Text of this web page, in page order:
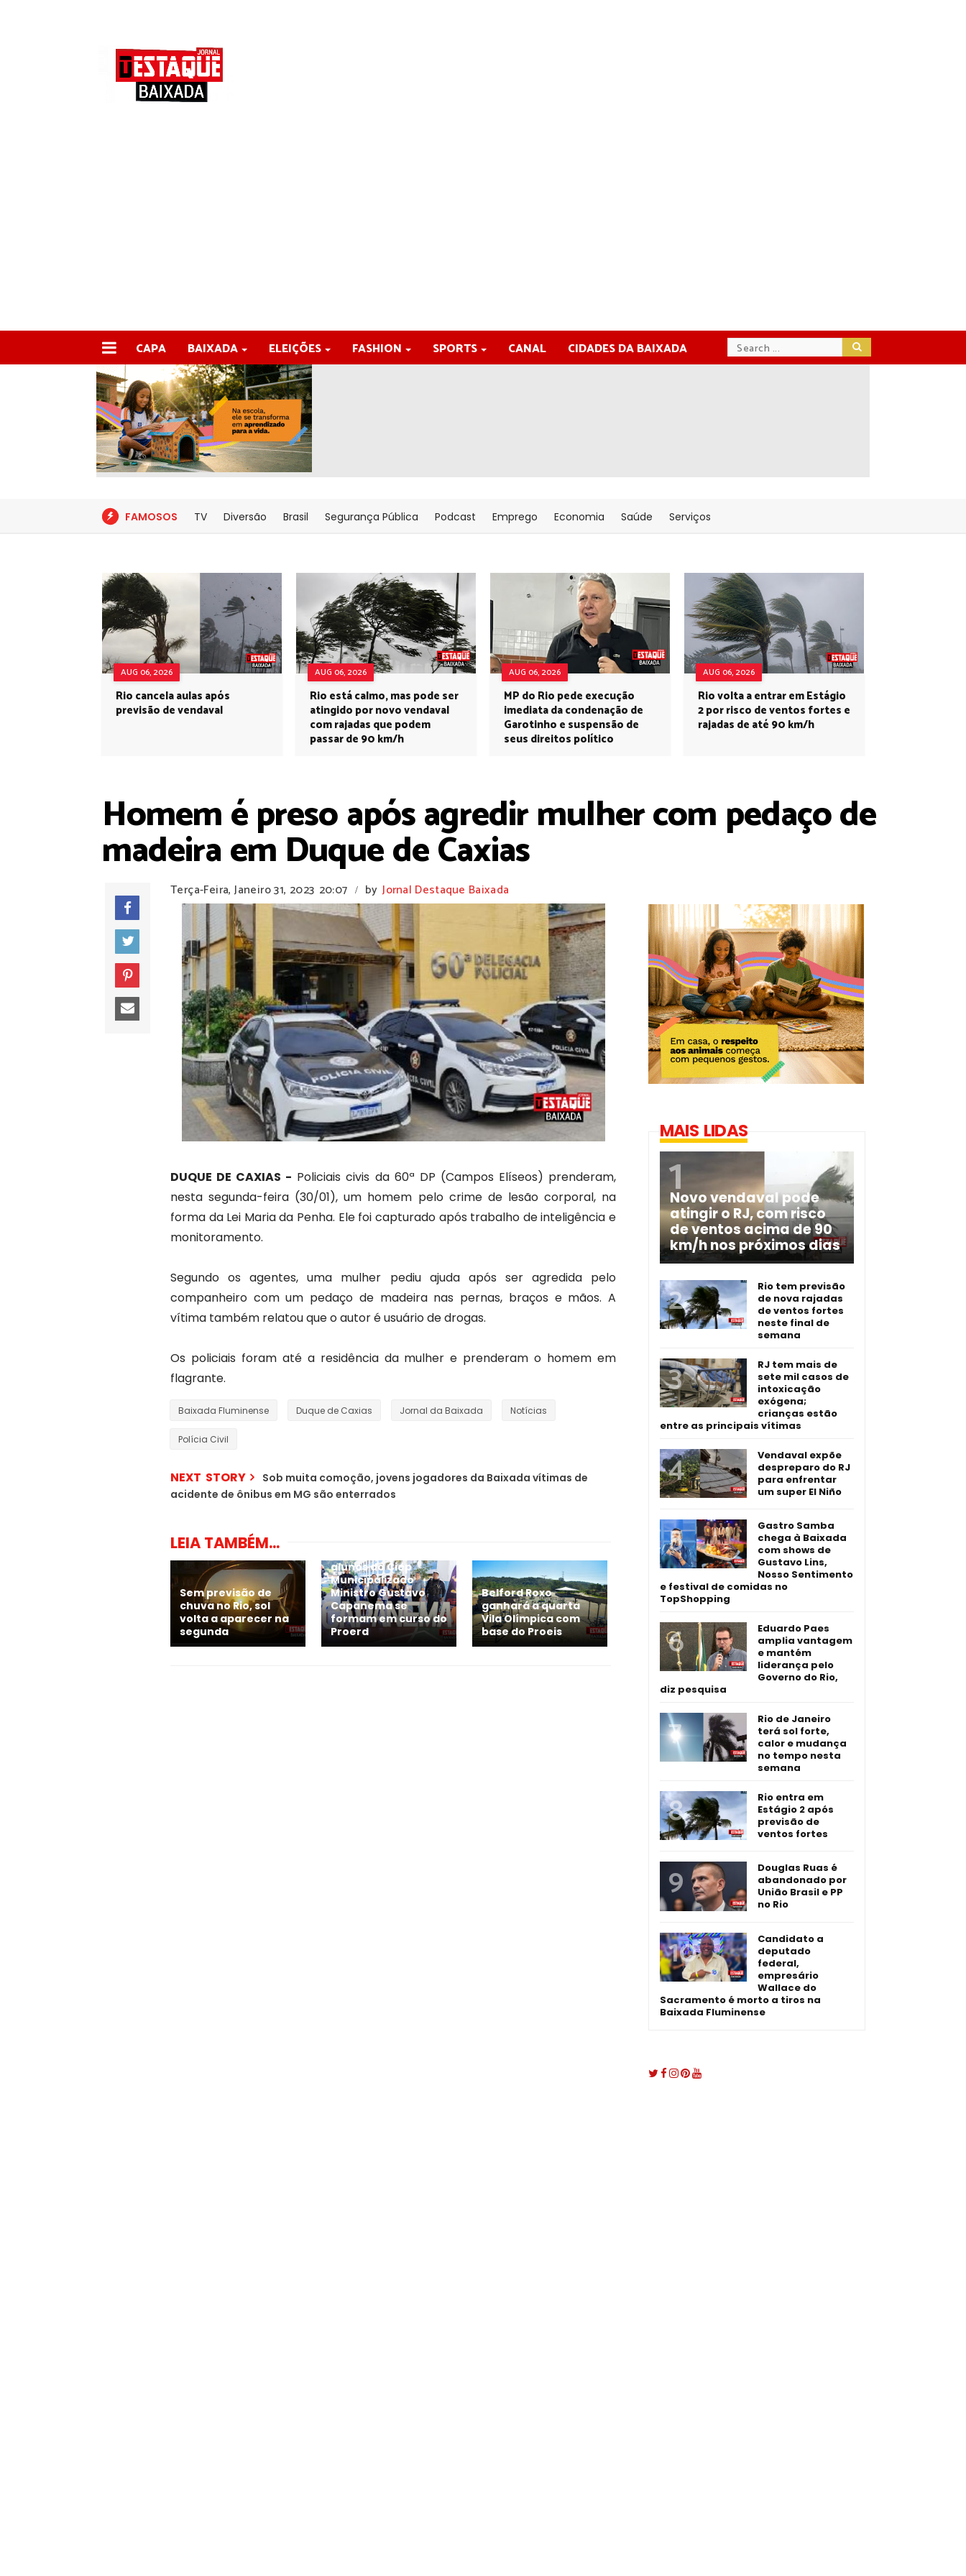
CAPA BAIXADA ELEIÇÕES FASHION SPORTS CANAL CIDADES DA BAIXADA
FAMOSOS TV Diversão Brasil Segurança Pública Podcast Emprego Economia Saúde Serviços
AUG 06, 2026
Rio cancela aulas após
previsão de vendaval
AUG 06, 2026
Rio está calmo, mas pode ser
atingido por novo vendaval
com rajadas que podem
passar de 90 km/h
AUG 06, 2026
MP do Rio pede execução
imediata da condenação de
Garotinho e suspensão de
seus direitos político
AUG 06, 2026
Rio volta a entrar em Estágio
2 por risco de ventos fortes e
rajadas de até 90 km/h
Homem é preso após agredir mulher com pedaço de
madeira em Duque de Caxias
Terça-Feira, Janeiro 31, 2023 20:07 / by Jornal Destaque Baixada
DUQUE DE CAXIAS - Policiais civis da 60ª DP (Campos Elíseos) prenderam,
nesta segunda-feira (30/01), um homem pelo crime de lesão corporal, na
forma da Lei Maria da Penha. Ele foi capturado após trabalho de inteligência e
monitoramento.
Segundo os agentes, uma mulher pediu ajuda após ser agredida pelo
companheiro com um pedaço de madeira nas pernas, braços e mãos. A
vítima também relatou que o autor é usuário de drogas.
Os policiais foram até a residência da mulher e prenderam o homem em
flagrante.
Baixada Fluminense Duque de Caxias Jornal da Baixada Notícias
Polícia Civil
NEXT STORY
Sob muita comoção, jovens jogadores da Baixada vítimas de
acidente de ônibus em MG são enterrados
LEIA TAMBÉM...
Sem previsão de
chuva no Rio, sol
volta a aparecer na
segunda
alunos do Ciep
Municipalizado
Ministro Gustavo
Capanema se
formam em curso do
Proerd
Belford Roxo
ganhará a quarta
Vila Olímpica com
base do Proeis
MAIS LIDAS
Novo vendaval pode
atingir o RJ, com risco
de ventos acima de 90
km/h nos próximos dias
Rio tem previsão
de nova rajadas
de ventos fortes
neste final de
semana
RJ tem mais de
sete mil casos de
intoxicação
exógena;
crianças estão
entre as principais vítimas
Vendaval expõe
despreparo do RJ
para enfrentar
um super El Niño
Gastro Samba
chega à Baixada
com shows de
Gustavo Lins,
Nosso Sentimento
e festival de comidas no
TopShopping
Eduardo Paes
amplia vantagem
e mantém
liderança pelo
Governo do Rio,
diz pesquisa
Rio de Janeiro
terá sol forte,
calor e mudança
no tempo nesta
semana
Rio entra em
Estágio 2 após
previsão de
ventos fortes
Douglas Ruas é
abandonado por
União Brasil e PP
no Rio
Candidato a
deputado
federal,
empresário
Wallace do
Sacramento é morto a tiros na
Baixada Fluminense